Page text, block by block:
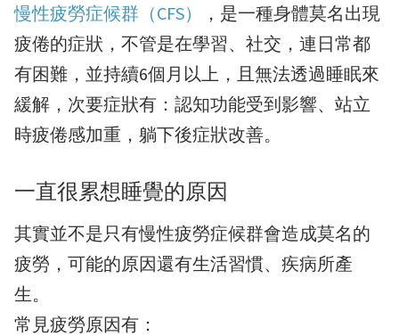
慢性疲勞症候群（CFS）
，是一種身體莫名出現
疲倦的症狀，不管是在學習、社交，連日常都
有困難，並持續6個月以上，且無法透過睡眠來
緩解，次要症狀有：認知功能受到影響、站立
時疲倦感加重，躺下後症狀改善。
一直很累想睡覺的原因
其實並不是只有慢性疲勞症候群會造成莫名的
疲勞，可能的原因還有生活習慣、疾病所產
生。
常見疲勞原因有：